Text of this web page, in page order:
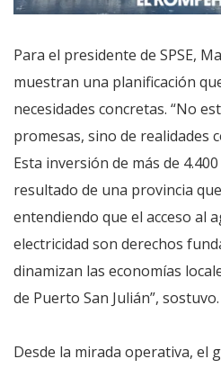
Para el presidente de SPSE,
muestran una planificación
necesidades concretas. “No
promesas, sino de realidades
Esta inversión de más de
resultado de una provincia
entendiendo que el acceso al
electricidad son derechos
dinamizan las economías
de Puerto San Julián”, sostuvo.
Desde la mirada operativa, el